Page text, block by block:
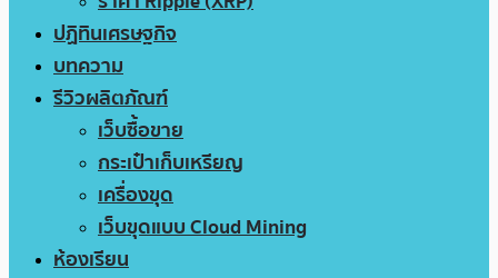
ปฏิทินเศรษฐกิจ
บทความ
รีวิวผลิตภัณฑ์
เว็บซื้อขาย
กระเป๋าเก็บเหรียญ
เครื่องขุด
เว็บขุดแบบ Cloud Mining
ห้องเรียน